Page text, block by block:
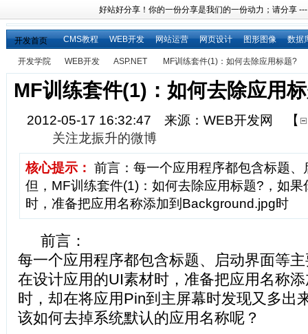
好站好分享！你的一份分享是我们的一份动力；请分享
开发首页 CMS教程 WEB开发 网站运营 网页设计 图形图像 数据
开发学院 WEB开发 ASP.NET MF训练套件(1)：如何去除应用标题?
MF训练套件(1)：如何去除应用
2012-05-17 16:32:47 来源：WEB开发网
【
关注龙振升的微博
核心提示： 前言：每一个应用程序都包含标题
但，MF训练套件(1)：如何去除应用标题?，如
时，准备把应用名称添加到Background.jpg时
前言：
每一个应用程序都包含标题、启动界面等
在设计应用的UI素材时，准备把应用名称
时，却在将应用Pin到主屏幕时发现又多出
该如何去掉系统默认的应用名称呢？